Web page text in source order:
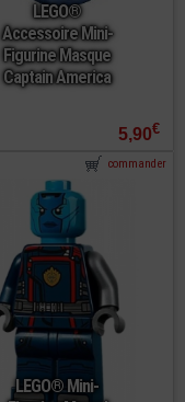
LEGO®
Accessoire Mini-
Figurine Masque
Captain America
5,90€
LEGO® Mini-
commander